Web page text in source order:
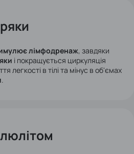
лімфодренаж, завдяки
і покращується циркуляція
легкості в тілі та мінус в об'ємах